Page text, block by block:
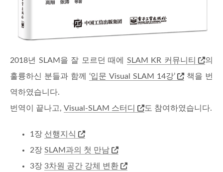
2018년 SLAM을 잘 모르던 때에 SLAM KR 커뮤니티
의
훌륭하신 분들과 함께 ‘입문 Visual SLAM 14강’
책을 번
역하였습니다.
번역이 끝나고, Visual-SLAM 스터디 도 참여하였습니다.
1장 선행지식
2장 SLAM과의 첫 만남
3장 3차원 공간 강체 변환